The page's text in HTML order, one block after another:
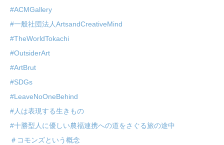
#ACMGallery
#一般社団法人ArtsandCreativeMind
#TheWorldTokachi
#OutsiderArt
#ArtBrut
#SDGs
#LeaveNoOneBehind
#人は表現する生きもの
#十勝型人に優しい農福連携への道をさぐる旅の途中
＃コモンズという概念